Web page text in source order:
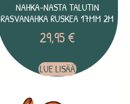
NAHKA-NASTA TALUTIN
RASVANAHKA RUSKEA 17MM 2M
29,95€
LUE LISÄÄ